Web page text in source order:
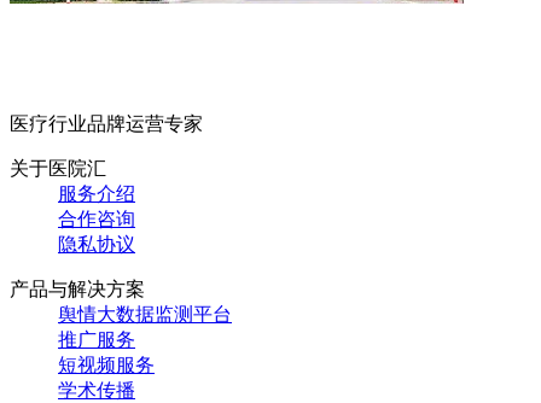
医疗行业品牌运营专家
关于医院汇
服务介绍
合作咨询
隐私协议
产品与解决方案
舆情大数据监测平台
推广服务
短视频服务
学术传播